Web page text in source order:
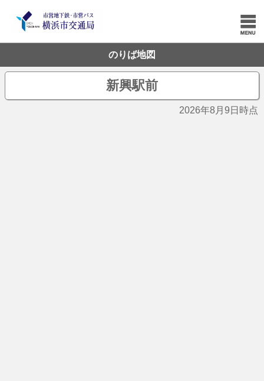
のりば地図
新興駅前
2026年8月9日時点